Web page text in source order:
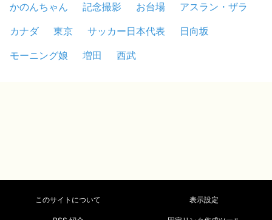
かのんちゃん
記念撮影 お台場
アスラン・ザラ
カナダ
東京 サッカー日本代表
日向坂
モーニング娘
増田 西武
このサイトについて 表示設定